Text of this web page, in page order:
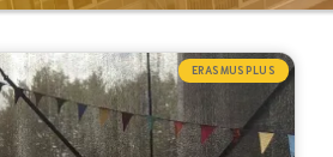
ERASMUSPLUS